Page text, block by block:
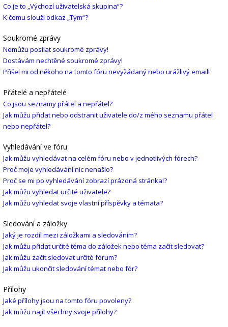
Co je to „Výchozí uživatelská skupina“?
K čemu slouží odkaz „Tým“?
Soukromé zprávy
Nemůžu posílat soukromé zprávy!
Dostávám nechtěné soukromé zprávy!
Přišel mi od někoho na tomto fóru nevyžádaný nebo urážlivý email!
Přátelé a nepřátelé
Co jsou seznamy přátel a nepřátel?
Jak můžu přidat nebo odstranit uživatele do/z mého seznamu přátel
nebo nepřátel?
Vyhledávání ve fóru
Jak můžu vyhledávat na celém fóru nebo v jednotlivých fórech?
Proč moje vyhledávání nic nenašlo?
Proč se mi po vyhledávání zobrazí prázdná stránka!?
Jak můžu vyhledat určité uživatele?
Jak můžu vyhledat svoje vlastní příspěvky a témata?
Sledování a záložky
Jaký je rozdíl mezi záložkami a sledováním?
Jak můžu přidat určité téma do záložek nebo téma začít sledovat?
Jak můžu začít sledovat určité fórum?
Jak můžu ukončit sledování témat nebo fór?
Přílohy
Jaké přílohy jsou na tomto fóru povoleny?
Jak můžu najít všechny svoje přílohy?